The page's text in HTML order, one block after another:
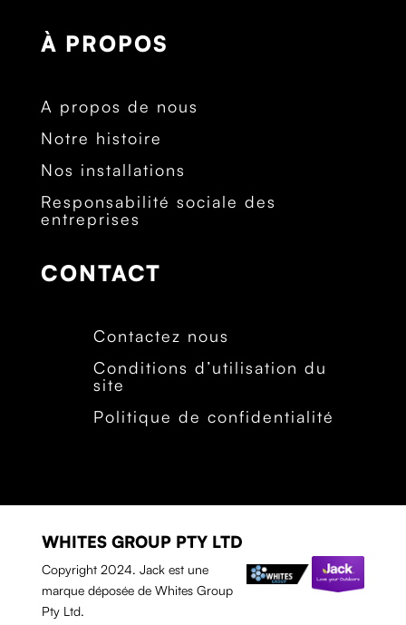
À PROPOS
A propos de nous
Notre histoire
Nos installations
Responsabilité sociale des
entreprises
CONTACT
Contactez nous
Conditions d’utilisation du
site
Politique de confidentialité
WHITES GROUP PTY LTD
Copyright 2024. Jack est une
marque déposée de Whites Group
Pty Ltd.